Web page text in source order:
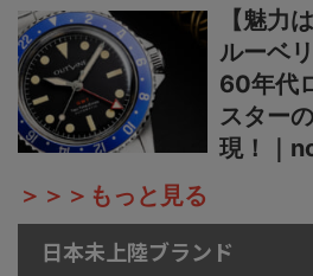
【魅力
ルーベ
60年代
スター
現！｜
＞＞＞もっと見る
日本未上陸ブランド